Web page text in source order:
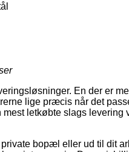
En der er
lige præcis når det
letkøbte slags levering
bopæl eller ud til dit